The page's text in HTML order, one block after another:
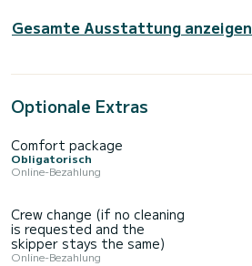
Gesamte Ausstattung anzeigen
Optionale Extras
Comfort package
Obligatorisch
Online-Bezahlung
Crew change (if no cleaning
is requested and the
skipper stays the same)
Online-Bezahlung